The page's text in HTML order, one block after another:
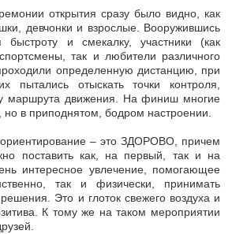
открытия сразу было видно, как
девчонки и взрослые. Вооружившись
быстроту и смекалку, участники (как
так и любители различного
определенную дистанцию, при
пытались отыскать точки контроля,
маршрута движения. На финиш многие
но в приподнятом, бодром настроении.
– это ЗДОРОВО, причем
поставить как, на первый, так и на
интересное увлечение, помогающее
так и физически, принимать
Это и глоток свежего воздуха и
К тому же на таком мероприятии